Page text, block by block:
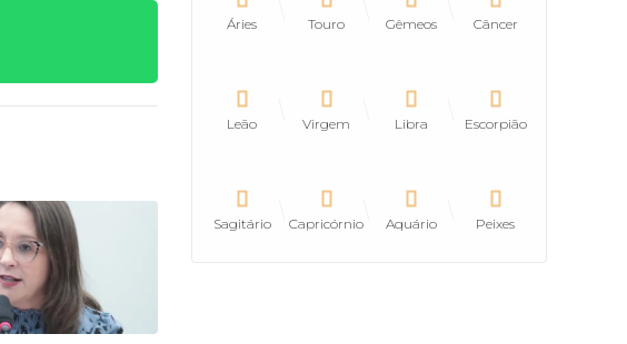
Áries Touro Gêmeos Câncer
Leão Virgem Libra Escorpião
Sagitário Capricórnio Aquário Peixes